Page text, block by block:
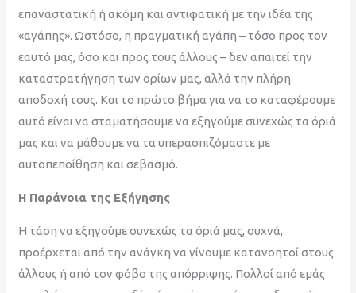
επαναστατική ή ακόμη και αντιφατική με την ιδέα της
«αγάπης». Ωστόσο, η πραγματική αγάπη – τόσο προς τον
εαυτό μας, όσο και προς τους άλλους – δεν απαιτεί την
καταστρατήγηση των ορίων μας, αλλά την πλήρη
αποδοχή τους. Και το πρώτο βήμα για να το καταφέρουμε
αυτό είναι να σταματήσουμε να εξηγούμε συνεχώς τα όριά
μας και να μάθουμε να τα υπερασπιζόμαστε με
αυτοπεποίθηση και σεβασμό.
Η Παράνοια της Εξήγησης
Η τάση να εξηγούμε συνεχώς τα όριά μας, συχνά,
προέρχεται από την ανάγκη να γίνουμε κατανοητοί στους
άλλους ή από τον φόβο της απόρριψης. Πολλοί από εμάς